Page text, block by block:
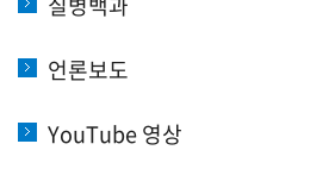
언론보도
YouTube 영상